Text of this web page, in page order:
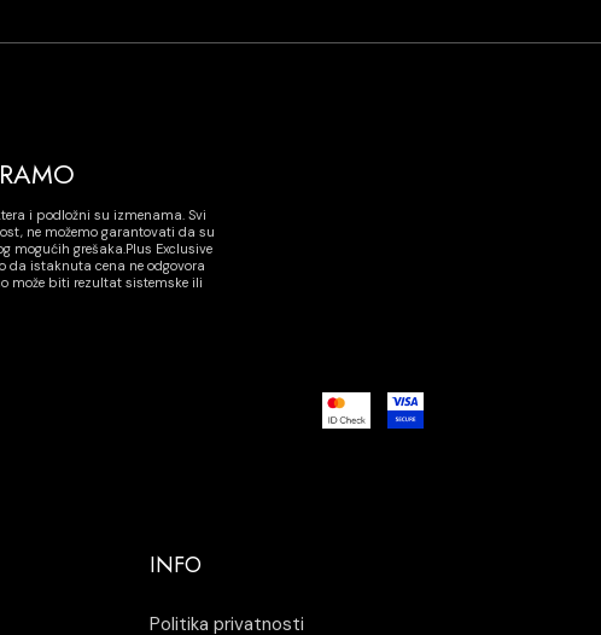
i podložni su izmenama. Svi
ne možemo garantovati da su
mogućih grešaka.Plus Exclusive
da istaknuta cena ne odgovora
može biti rezultat sistemske ili
INFO
Politika privatnosti